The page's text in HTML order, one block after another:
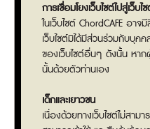
การเชื่อมโยงเว็บไซต์ไปสู่เว็บ
ในเว็บไซต์ ChordCAFE อ
เว็บไซต์มิได้มีส่วนร่วมกับบุค
ของเว็บไซต์อื่นๆ ดังนั้น หาก
นั้นด้วยตัวท่านเอง
เด็กและเยาวชน
เนื่องด้วยทางเว็บไซต์ไม่สาม